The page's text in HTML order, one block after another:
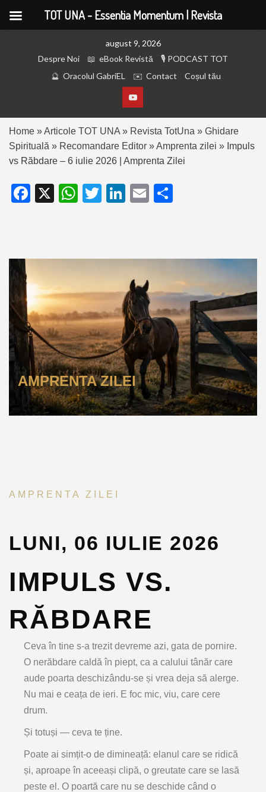
august 9, 2026
Despre Noi
eBook Revistă
PODCAST TOT
Oracolul GabriEL
Contact Coșul tău
Home »Articole TOT UNA » Revista TotUna » Ghidare
Spirituală » Recomandare Editor »Amprenta zilei » Impuls
vs Răbdare – 6 iulie 2026 | Amprenta Zilei
Facebook
X WhatsApp
Twitter
LinkedIn
Email
AMPRENTA ZILEI
AMPRENTA ZILEI
LUNI, 06 IULIE 2026
IMPULS VS.
RĂBDARE
Ceva în tine s-a trezit devreme azi, gata de pornire.
O nerăbdare caldă în piept, ca a calului tânăr care
aude poarta deschizându-se și vrea deja să alerge.
Nu mai e ceața de ieri. E foc mic, viu, care cere
drum.
Și totuși — ceva te ține.
Poate ai simțit-o de dimineață: elanul care se ridică
și, aproape în aceeași clipă, o greutate care se lasă
peste el. O poartă care nu se deschide când o
TOT UNA - Essentia Momentum | Revista